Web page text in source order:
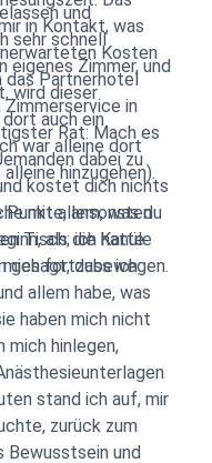
in Kontakt, was
Kosten
das Partnerhotel
in
Rat: Mach es
dabei zu
kostet dich nichts
mit allem, was du
Tisch; ich hatte
fortzubewegen.
und
sehr schnell
Zimmer, und
wird dieser
auch ein
war alleine dort
hinzugehen).
Punkte, ansonsten
als die Kanüle
gesagt, dass ich
allem habe, was
haben mich nicht
mich hinlegen,
stand ich auf, mir
zurück zum
Bewusstsein und